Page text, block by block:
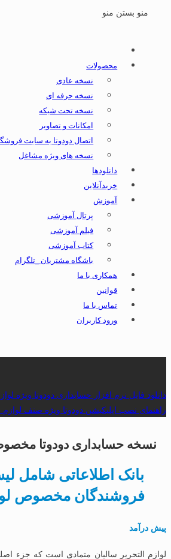
منو بستن منو
محصولات
نسخه عادی
نسخه حرفه ای
نسخه تحت شبکه
امکانات و تصاویر
اتصال دودوتا به سایت
نسخه های ویژه مشاغل
دانلودها
خریدآنلاین
آموزش
پرتال آموزشی
فیلم آموزشی
کتاب آموزشی
باشگاه مشتریان _تلگرام
همکاری با ما
قوانین
تماس با ما
ورود کاربران
دانلود فایل نرم افزار حسابداری دودوتا ویژه
راهنمای نصب اپلیکیشن دودوتا ویژه صنف لوازم
نسخه حسابداری دودوتا
بانک اطلاعاتی شامل
فروشندگان مخصوص
پیش درآمد
لوازم التحریر سالیان متمادی است که جزء